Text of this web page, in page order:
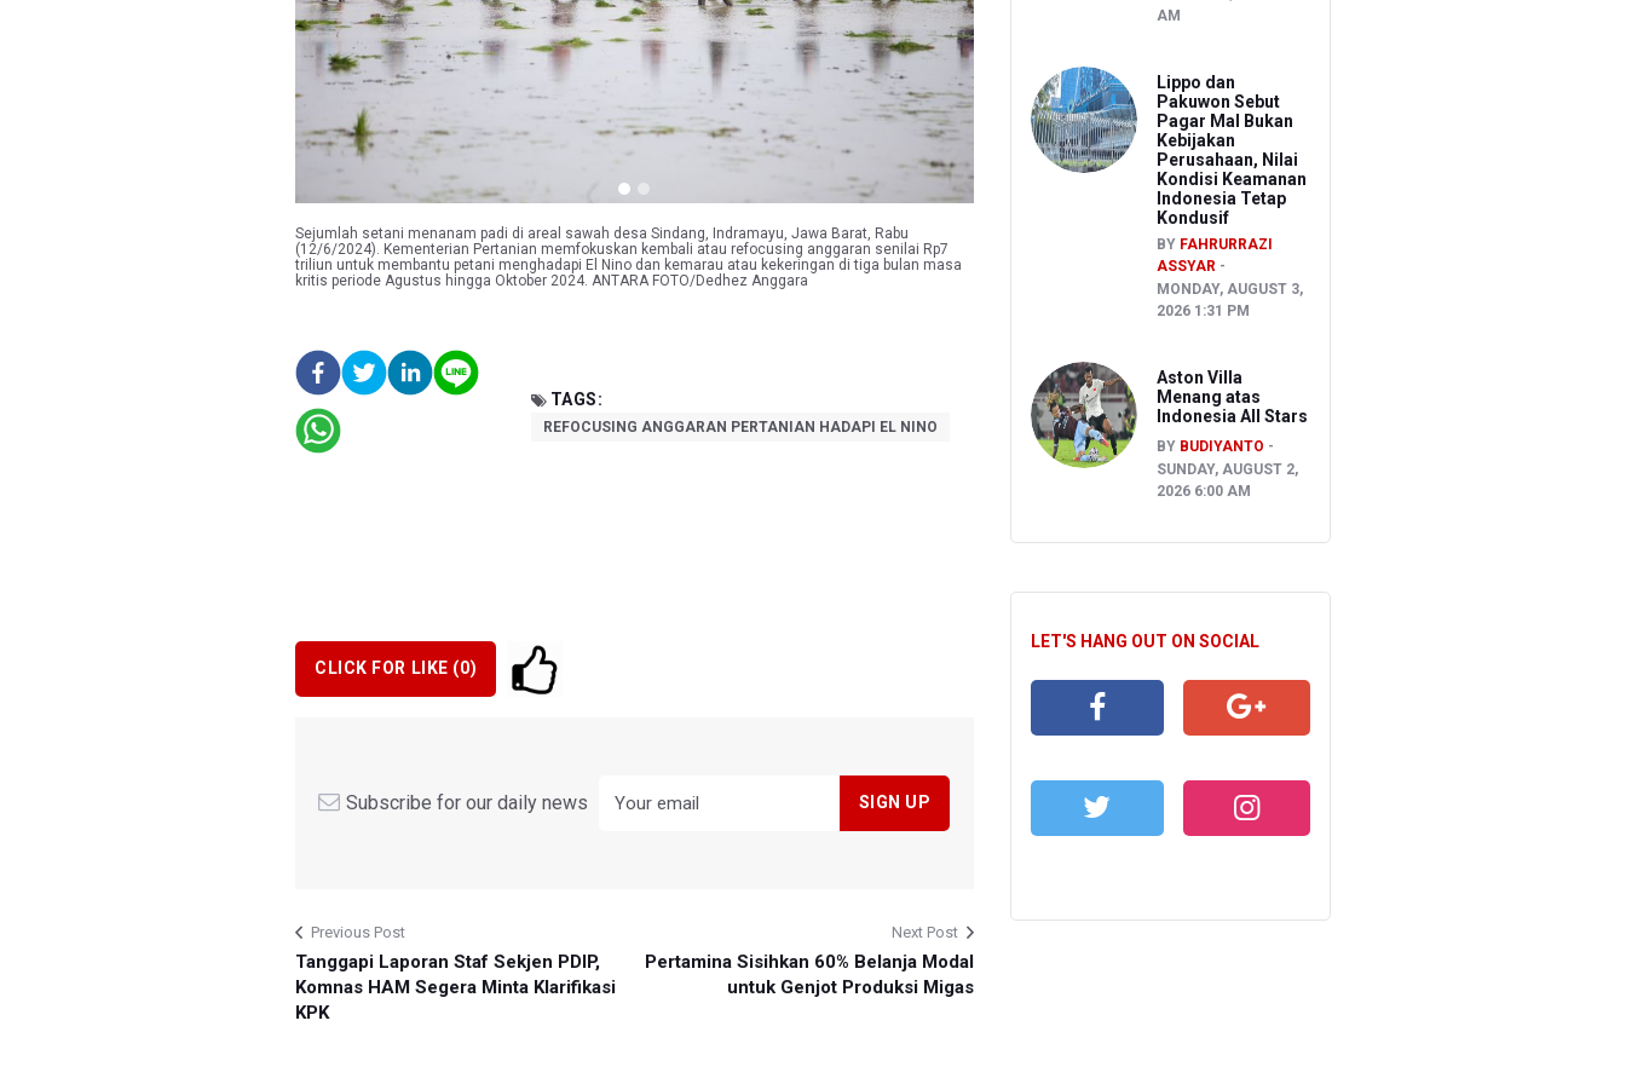
Sejumlah setani menanam padi di areal sawah desa Sindang, Indramayu, Jawa Barat, Rabu
(12/6/2024). Kementerian Pertanian memfokuskan kembali atau refocusing anggaran senilai Rp7
triliun untuk membantu petani menghadapi El Nino dan kemarau atau kekeringan di tiga bulan masa
kritis periode Agustus hingga Oktober 2024. ANTARA FOTO/Dedhez Anggara
TAGS:
REFOCUSING ANGGARAN PERTANIAN HADAPI EL NINO
CLICK FOR LIKE (0)
Subscribe for our daily news
Previous Post
Tanggapi Laporan Staf Sekjen PDIP,
Komnas HAM Segera Minta Klarifikasi
KPK
Next Post
Pertamina Sisihkan 60% Belanja Modal
untuk Genjot Produksi Migas
AM
Lippo dan
Pakuwon Sebut
Pagar Mal Bukan
Kebijakan
Perusahaan, Nilai
Kondisi Keamanan
Indonesia Tetap
Kondusif
BY FAHRURRAZI
ASSYAR
MONDAY, AUGUST 3,
2026 1:31 PM
Aston Villa
Menang atas
Indonesia All Stars
BY BUDIYANTO
SUNDAY, AUGUST 2,
2026 6:00 AM
LET'S HANG OUT ON SOCIAL